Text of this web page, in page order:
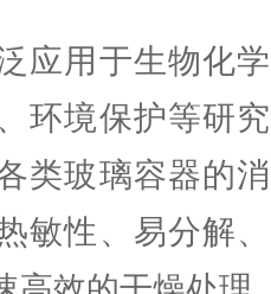
应用于生物化
环境保护等研
类玻璃容器的
敏性、易分解